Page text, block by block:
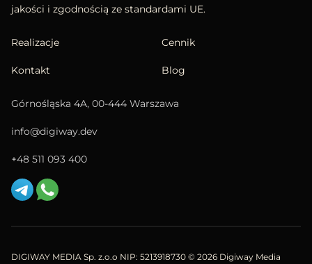
jakości i zgodnością ze standardami UE.
Realizacje Cennik
Kontakt Blog
Górnośląska 4A, 00-444 Warszawa
info@digiway.dev
+48 511 093 400
DIGIWAY MEDIA Sp. z.o.o NIP: 5213918730 © 2026 Digiway Media